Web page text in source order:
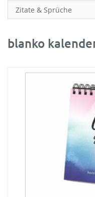
Neutrale Kalender
Partner- & Wandplaner
Planung &
Rätsel
Sternzeichen & Mond
Verkehr & Technik
Zitate & Sprüche
blanko